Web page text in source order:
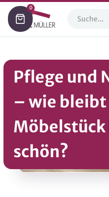
0
Pflege und
– wie
Möbelstück
schön?